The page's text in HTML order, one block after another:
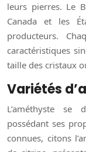
leurs pierres. Le
Canada et les
producteurs.
caractéristiques
taille des cristaux
Variétés
L’améthyste se
possédant ses
connues, citons